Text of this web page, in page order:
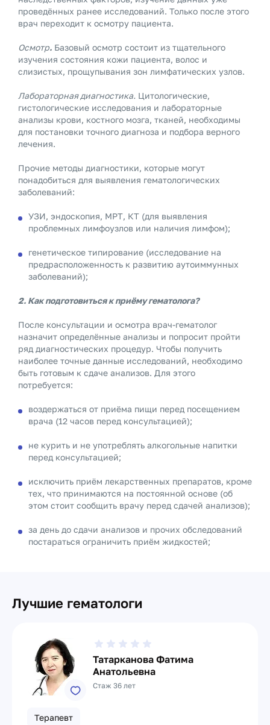
проведённых ранее исследований. Только после этого
врач переходит к осмотру пациента.
Осмотр. Базовый осмотр состоит из тщательного
изучения состояния кожи пациента, волос и
слизистых, прощупывания зон лимфатических узлов.
Лабораторная диагностика. Цитологические,
гистологические исследования и лабораторные
анализы крови, костного мозга, тканей, необходимы
для постановки точного диагноза и подбора верного
лечения.
Прочие методы диагностики, которые могут
понадобиться для выявления гематологических
заболеваний:
УЗИ, эндоскопия, МРТ, КТ (для выявления
проблемных лимфоузлов или наличия лимфом);
генетическое типирование (исследование на
предрасположенность к развитию аутоиммунных
заболеваний);
2. Как подготовиться к приёму гематолога?
После консультации и осмотра врач-гематолог
назначит определённые анализы и попросит пройти
ряд диагностических процедур. Чтобы получить
наиболее точные данные исследований, необходимо
быть готовым к сдаче анализов. Для этого
потребуется:
воздержаться от приёма пищи перед посещением
врача (12 часов перед консультацией);
не курить и не употреблять алкогольные напитки
перед консультацией;
исключить приём лекарственных препаратов, кроме
тех, что принимаются на постоянной основе (об
этом стоит сообщить врачу перед сдачей анализов);
за день до сдачи анализов и прочих обследований
постараться ограничить приём жидкостей;
Лучшие гематологи
Татарканова Фатима
Анатольевна
Стаж 36 лет
Терапевт